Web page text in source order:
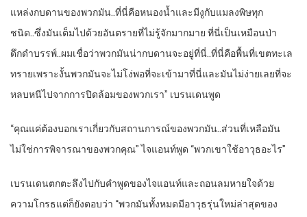
แหล่งกบดานของพวกมัน..ที่นี่คือหนองน้ำและมีงูกับแมลงพิษทุก
ชนิด..ซึ่งมันเต็มไปด้วยอันตรายที่ไม่รู้จักมากมาย ที่นี่เป็นเหมือนป่า
ดึกดำบรรพ์..ผมเชื่อว่าพวกมันน่ากบดานจะอยู่ที่นี่..ที่นี่คือพื้นที่เขตทะเล
ทรายเพราะงั้นพวกมันจะไม่โง่พอที่จะเข้ามาที่นี่และมันไม่ง่ายเลยที่จะ
หลบหนีไปจากการปิดล้อมของพวกเรา” เบรนเดนพูด
“คุณแค่ต้องบอกเราเกี่ยวกับสถานการณ์ของพวกมัน..ส่วนที่เหลือมัน
ไม่ใช่การพิจารณาของพวกคุณ” ไจแอนท์พูด “พวกเขาใช้อาวุธอะไร”
เบรนเดนตกตะลึงไปกับคำพูดของไจแอนท์และถอนลมหายใจด้วย
ความโกรธแต่ก็ยังตอบว่า “พวกมันทั้งหมดมีอาวุธรุ่นใหม่ล่าสุดของ